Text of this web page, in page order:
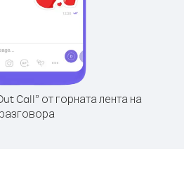
Call” от горната лента на
разговора